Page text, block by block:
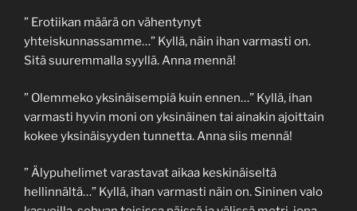
” Erotiikan määrä on vähentynyt
yhteiskunnassamme…” Kyllä, näin ihan varmasti on.
Sitä suuremmalla syyllä. Anna mennä!
” Olemmeko yksinäisempiä kuin ennen…” Kyllä, ihan
varmasti hyvin moni on yksinäinen tai ainakin ajoittain
kokee yksinäisyyden tunnetta. Anna siis mennä!
” Älypuhelimet varastavat aikaa keskinäiseltä
hellinnältä…” Kyllä, ihan varmasti näin on. Sininen valo